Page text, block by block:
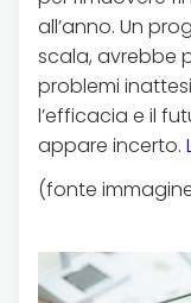
all’anno. Un
scala, avrebbe
problemi
l’efficacia e il
appare incerto.
(fonte